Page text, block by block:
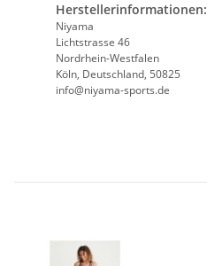
Herstellerinformationen:
Niyama
Lichtstrasse 46
Nordrhein-Westfalen
Köln, Deutschland, 50825
info@niyama-sports.de